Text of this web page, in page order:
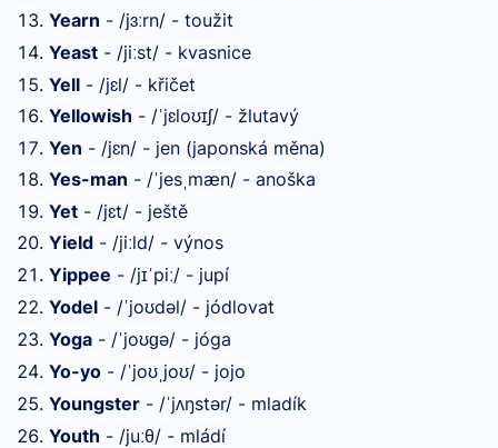
Yearn - /jɜːrn/ - toužit
Yeast - /jiːst/ - kvasnice
Yell - /jɛl/ - křičet
Yellowish - /ˈjɛloʊɪʃ/ - žlutavý
Yen - /jɛn/ - jen (japonská měna)
Yes-man - /ˈjes mæn/ - anoška
Yet - /jɛt/ - ještě
Yield - /jiːld/ - výnos
Yippee - /jɪˈpiː/ - jupí
Yodel - /ˈjoʊdəl/ - jódlovat
Yoga - /ˈjoʊɡə/ - jóga
Yo-yo - /ˈjoʊˌ joʊ/ - jojo
Youngster - /ˈjʌŋstər/ - mladík
Youth - /juːθ/ - mládí